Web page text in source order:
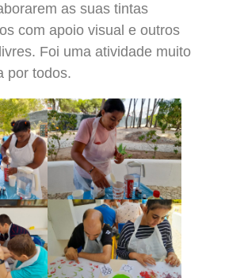
as suas tintas
com apoio visual e outros
Foi uma atividade muito
por todos.